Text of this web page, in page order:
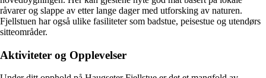
råvarer og slappe av etter lange dager med utforsking av naturen.
Fjellstuen har også ulike fasiliteter som badstue, peisestue og utendørs
sitteområder.
Aktiviteter og Opplevelser